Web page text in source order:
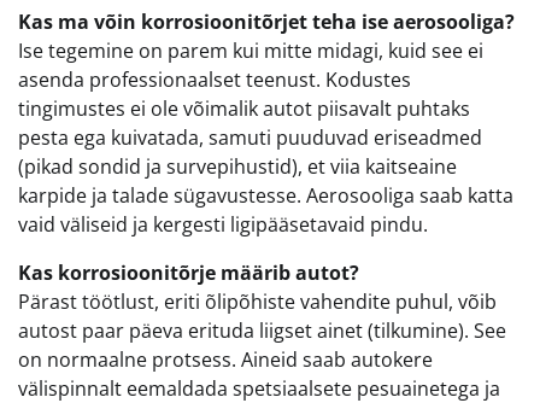
Kas ma võin korrosioonitõrjet teha ise aerosooliga?
Ise tegemine on parem kui mitte midagi, kuid see ei
asenda professionaalset teenust. Kodustes
tingimustes ei ole võimalik autot piisavalt puhtaks
pesta ega kuivatada, samuti puuduvad eriseadmed
(pikad sondid ja survepihustid), et viia kaitseaine
karpide ja talade sügavustesse. Aerosooliga saab katta
vaid väliseid ja kergesti ligipääsetavaid pindu.
Kas korrosioonitõrje määrib autot?
Pärast töötlust, eriti õlipõhiste vahendite puhul, võib
autost paar päeva erituda liigset ainet (tilkumine). See
on normaalne protsess. Aineid saab autokere
välispinnalt eemaldada spetsiaalsete pesuainetega ja